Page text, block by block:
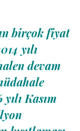
birçok fiyat
yılı
devam
Kasım